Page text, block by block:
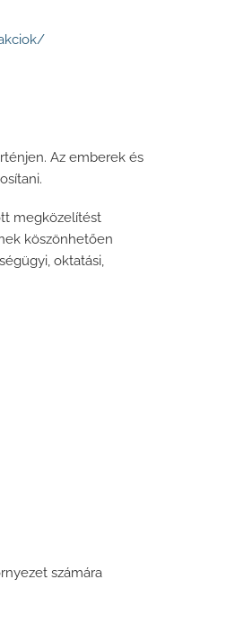
Az emberek és
megközelítést
köszönhetően
oktatási,
számára